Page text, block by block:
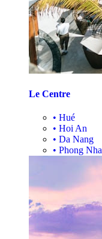
Le Centre
• Hué
• Hoi An
• Da Nang
• Phong Nha